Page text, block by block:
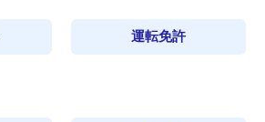
運転免許